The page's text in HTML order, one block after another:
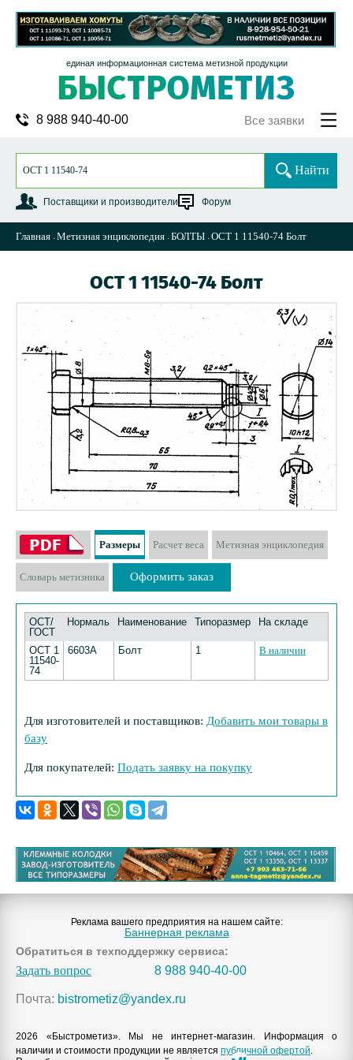
единая информационная система метизной продукции
8 988 940-40-00 Все заявки
Поставщики и производители Форум
Найти
Главная Метизная энциклопедия БОЛТЫ ОСТ 1 11540-74 Болт
ОСТ 1 11540-74 Болт
Размеры Расчет веса Метизная энциклопедия
Словарь метизника Оформить заказ
ОСТ/
ГОСТ
Нормаль Наименование Типоразмер На складе
ОСТ 1
11540-
74
6603А Болт 1 В наличии
Для изготовителей и поставщиков: Добавить мои товары в
базу
Для покупателей: Подать заявку на покупку
Реклама вашего предприятия на нашем сайте:
Баннерная реклама
Обратиться в техподдержку сервиса:
Задать вопрос 8 988 940-40-00
Почта: bistrometiz@yandex.ru
2026 «Быстрометиз». Мы не интернет-магазин. Информация о
наличии и стоимости продукции не является публичной офертой.